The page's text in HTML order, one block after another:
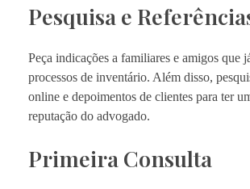
Pesquisa e
Peça indicações a familiares e amigos que
processos de inventário. Além disso,
online e depoimentos de clientes para ter
reputação do advogado.
Primeira Consulta